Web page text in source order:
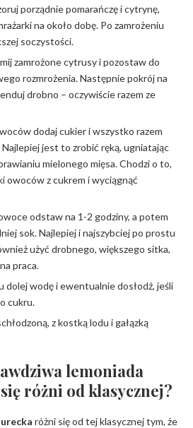
porządnie pomarańczę i cytrynę,
na około dobę. Po zamrożeniu
soczystości.
zamrożone cytrusy i pozostaw do
rozmrożenia. Następnie pokrój na
drobno – oczywiście razem ze
dodaj cukier i wszystko razem
jest to zrobić ręką, ugniatając
mielonego mięsa. Chodzi o to,
owoców z cukrem i wyciągnąć
odstaw na 1-2 godziny, a potem
sok. Najlepiej i najszybciej po prostu
użyć drobnego, większego sitka,
praca.
dolej wodę i ewentualnie dosłodź, jeśli
cukru.
z kostką lodu i gałązką
lemoniada
różni od klasycznej?
różni się od tej klasycznej tym, że